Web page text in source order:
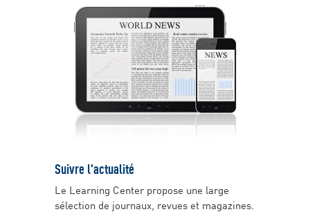
Suivre l'actualité
Le Learning Center propose une large
sélection de journaux, revues et magazines.